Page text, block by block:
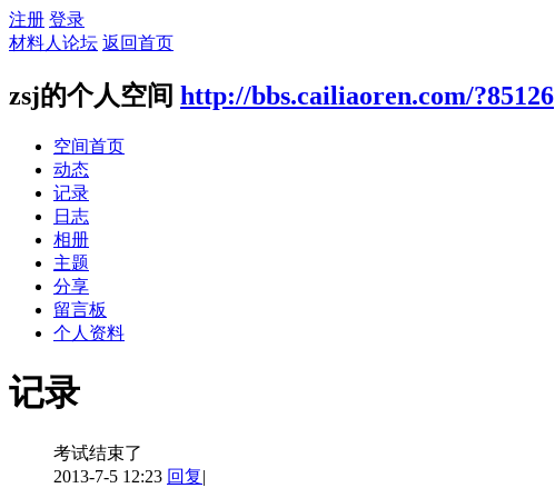
注册 登录
材料人论坛 返回首页
zsj的个人空间 http://bbs.cailiaoren.com/?85126
空间首页
动态
记录
日志
相册
主题
分享
留言板
个人资料
记录
考试结束了
2013-7-5 12:23 回复|